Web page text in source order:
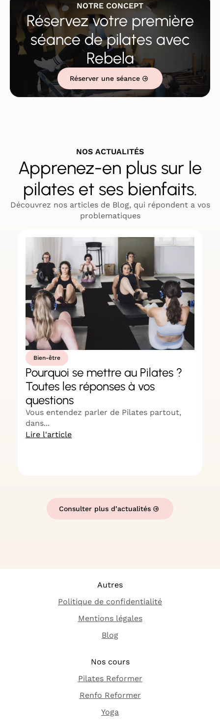
NOTRE CONCEPT
Réservez votre première
séance de pilates avec
Rebela
Réserver une séance
NOS ACTUALITÉS
Apprenez-en plus sur le
pilates et ses bienfaits.
Découvrez nos articles de Blog, qui répondent a vos
problematiques
Bien-être
Pourquoi se mettre au Pilates ?
Toutes les réponses à vos
questions
Vous entendez parler de Pilates partout,
dans...
Lire l'article
Consulter plus d’actualités
Nos cours
Pilates Reformer
Renfo Reformer
Yoga
Autres
Politique de confidentialité
Mentions légales
Blog